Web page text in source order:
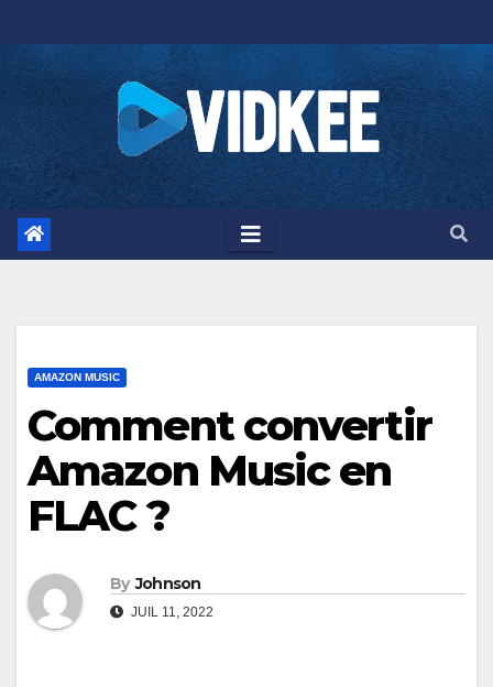
content
AMAZON MUSIC
Comment convertir
Amazon Music en
FLAC ?
By Johnson
JUIL 11, 2022